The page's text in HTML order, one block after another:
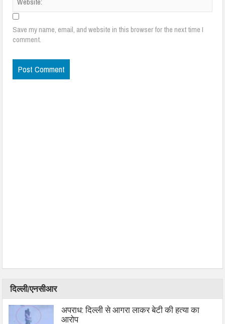
Save my name, email, and website in this browser for the next time I
comment.
दिल्ली/एनसीआर
अपराध: दिल्ली से आगरा लाकर बेटी की हत्या का
आरोप